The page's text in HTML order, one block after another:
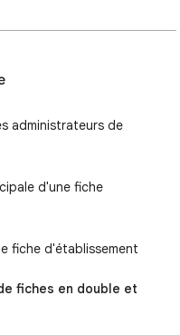
administrateurs de
d'une fiche
fiche d'établissement
fiches en double et